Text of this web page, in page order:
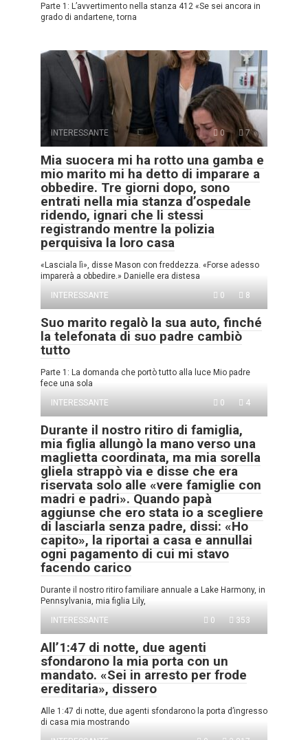
Parte 1: L’avvertimento nella stanza 412 «Se sei ancora in
grado di andartene, torna
INTERESSANTE 0 7
Mia suocera mi ha rotto una gamba e
mio marito mi ha detto di imparare a
obbedire. Tre giorni dopo, sono
entrati nella mia stanza d’ospedale
ridendo, ignari che li stessi
registrando mentre la polizia
perquisiva la loro casa
«Lasciala lì», disse Mason con freddezza. «Forse adesso
imparerà a obbedire.» Danielle era distesa
INTERESSANTE
0 8
Suo marito regalò la sua auto, finché
la telefonata di suo padre cambiò
tutto
Parte 1: La domanda che portò tutto alla luce Mio padre
fece una sola
INTERESSANTE
0 4
Durante il nostro ritiro di famiglia,
mia figlia allungò la mano verso una
maglietta coordinata, ma mia sorella
gliela strappò via e disse che era
riservata solo alle «vere famiglie con
madri e padri». Quando papà
aggiunse che ero stata io a scegliere
di lasciarla senza padre, dissi: «Ho
capito», la riportai a casa e annullai
ogni pagamento di cui mi stavo
facendo carico
Durante il nostro ritiro familiare annuale a Lake Harmony, in
Pennsylvania, mia figlia Lily,
INTERESSANTE
0 353
All’1:47 di notte, due agenti
sfondarono la mia porta con un
mandato. «Sei in arresto per frode
ereditaria», dissero
Alle 1:47 di notte, due agenti sfondarono la porta d’ingresso
di casa mia mostrando